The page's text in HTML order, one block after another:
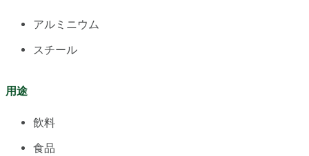
アルミニウム
スチール
用途
飲料
食品